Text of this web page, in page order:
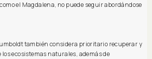
el Magdalena, no puede seguir abordándose
también considera prioritario recuperar y
ecosistemas naturales, además de